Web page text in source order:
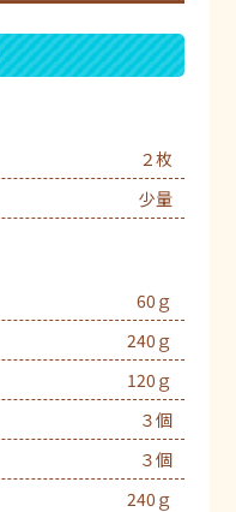
２枚
少量
60ｇ
240ｇ
120ｇ
３個
３個
240ｇ